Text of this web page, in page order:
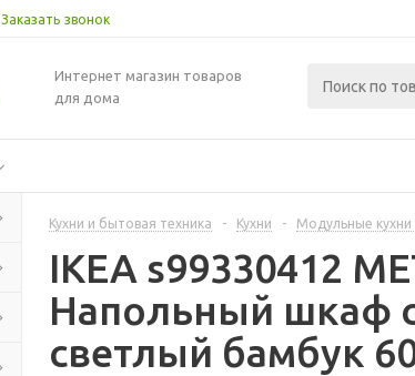
Заказать звонок
Интернет магазин товаров
для дома
Кухни и бытовая техника - Кухни - Модульные
IKEA s99330412
Напольный шкаф
светлый бамбук